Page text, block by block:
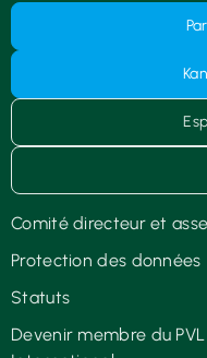
Comité directeur et
Protection des données
Statuts
Devenir membre du PVL